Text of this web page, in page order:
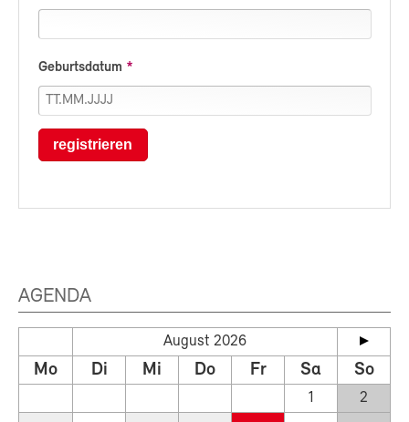
Geburtsdatum
registrieren
AGENDA
August 2026
Mo Di Mi Do Fr Sa So
1
2